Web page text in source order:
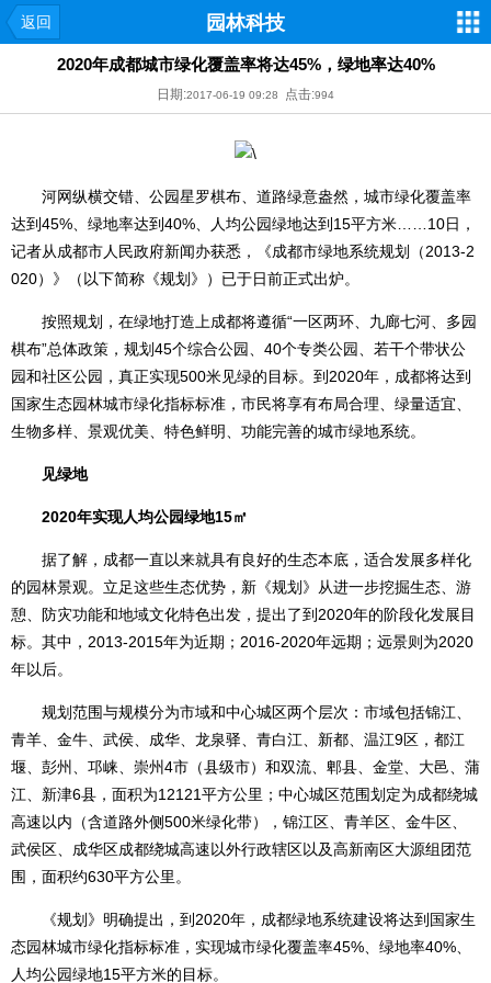
返回 园林科技
2020年成都城市绿化覆盖率将达45%，绿地率达40%
日期:2017-06-19 09:28 点击:994
河网纵横交错、公园星罗棋布、道路绿意盎然，城市绿化覆盖率
达到45%、绿地率达到40%、人均公园绿地达到15平方米……10日，
记者从成都市人民政府新闻办获悉，《成都市绿地系统规划（2013-2
020）》（以下简称《规划》）已于日前正式出炉。
按照规划，在绿地打造上成都将遵循“一区两环、九廊七河、多园
棋布”总体政策，规划45个综合公园、40个专类公园、若干个带状公
园和社区公园，真正实现500米见绿的目标。到2020年，成都将达到
国家生态园林城市绿化指标标准，市民将享有布局合理、绿量适宜、
生物多样、景观优美、特色鲜明、功能完善的城市绿地系统。
见绿地
2020年实现人均公园绿地15㎡
据了解，成都一直以来就具有良好的生态本底，适合发展多样化
的园林景观。立足这些生态优势，新《规划》从进一步挖掘生态、游
憩、防灾功能和地域文化特色出发，提出了到2020年的阶段化发展目
标。其中，2013-2015年为近期；2016-2020年远期；远景则为2020
年以后。
规划范围与规模分为市域和中心城区两个层次：市域包括锦江、
青羊、金牛、武侯、成华、龙泉驿、青白江、新都、温江9区，都江
堰、彭州、邛崃、崇州4市（县级市）和双流、郫县、金堂、大邑、蒲
江、新津6县，面积为12121平方公里；中心城区范围划定为成都绕城
高速以内（含道路外侧500米绿化带），锦江区、青羊区、金牛区、
武侯区、成华区成都绕城高速以外行政辖区以及高新南区大源组团范
围，面积约630平方公里。
《规划》明确提出，到2020年，成都绿地系统建设将达到国家生
态园林城市绿化指标标准，实现城市绿化覆盖率45%、绿地率40%、
人均公园绿地15平方米的目标。